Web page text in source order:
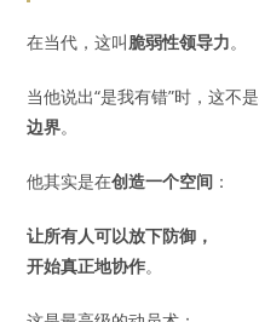
在当代，这叫脆弱性领导力。
当他说出“是我有错”时，这不
边界。
他其实是在创造一个空间 ：
让所有人可以放下防御，
开始真正地协作。